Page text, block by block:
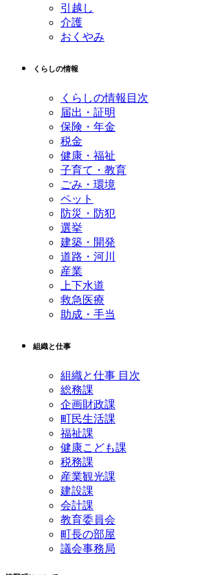
引越し
介護
おくやみ
くらしの情報
くらしの情報目次
届出・証明
保険・年金
税金
健康・福祉
子育て・教育
ごみ・環境
ペット
防災・防犯
選挙
建築・開発
道路・河川
産業
上下水道
救急医療
助成・手当
組織と仕事
組織と仕事 目次
総務課
企画財政課
町民生活課
福祉課
健康こども課
税務課
産業観光課
建設課
会計課
教育委員会
町長の部屋
議会事務局